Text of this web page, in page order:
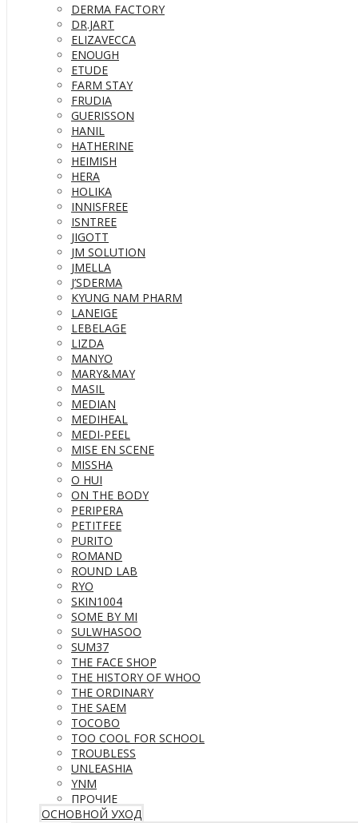
DERMA FACTORY
DR.JART
ELIZAVECCA
ENOUGH
ETUDE
FARM STAY
FRUDIA
GUERISSON
HANIL
HATHERINE
HEIMISH
HERA
HOLIKA
INNISFREE
ISNTREE
JIGOTT
JM SOLUTION
JMELLA
J’SDERMA
KYUNG NAM PHARM
LANEIGE
LEBELAGE
LIZDA
MANYO
MARY&MAY
MASIL
MEDIAN
MEDIHEAL
MEDI-PEEL
MISE EN SCENE
MISSHA
O HUI
ON THE BODY
PERIPERA
PETITFEE
PURITO
ROMAND
ROUND LAB
RYO
SKIN1004
SOME BY MI
SULWHASOO
SUM37
THE FACE SHOP
THE HISTORY OF WHOO
THE ORDINARY
THE SAEM
TOCOBO
TOO COOL FOR SCHOOL
TROUBLESS
UNLEASHIA
YNM
ПРОЧИЕ
ОСНОВНОЙ УХОД